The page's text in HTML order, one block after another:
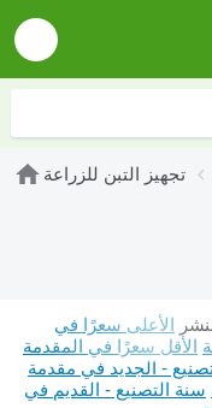
تجهيز التبن للزراعة
الأعلى سعرًا في
الأقل سعرًا في المقدمة
- الجديد في مقدمة
سنة التصنيع - القديم في